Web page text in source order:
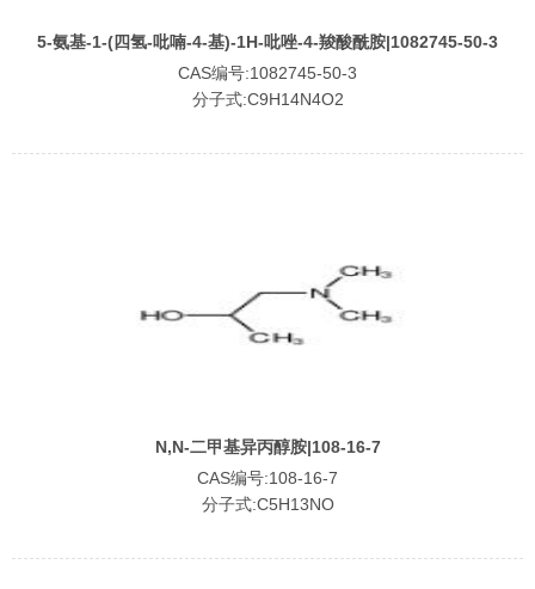
5-氨基-1-(四氢-吡喃-4-基)-1H-吡唑-4-羧酸酰胺|1082745-50-3
CAS编号:1082745-50-3
分子式:C9H14N4O2
N,N-二甲基异丙醇胺|108-16-7
CAS编号:108-16-7
分子式:C5H13NO